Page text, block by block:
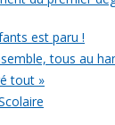
est paru !
tous au
tout »